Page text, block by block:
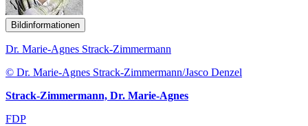
Bildinformationen
Dr. Marie-Agnes Strack-Zimmermann
© Dr. Marie-Agnes Strack-Zimmermann/Jasco Denzel
Strack-Zimmermann, Dr. Marie-Agnes
FDP